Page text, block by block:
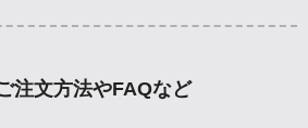
注文方法やFAQなど